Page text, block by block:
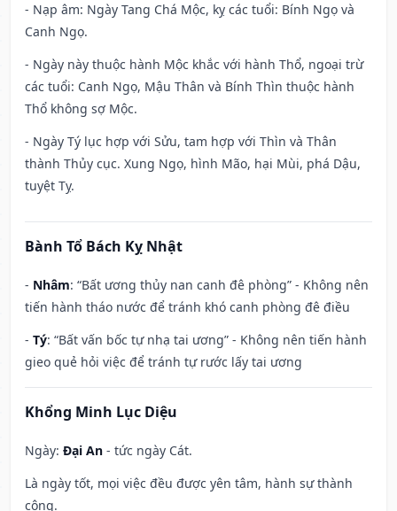
- Nạp âm: Ngày Tang Chá Mộc, kỵ các tuổi: Bính Ngọ và
Canh Ngọ.
- Ngày này thuộc hành Mộc khắc với hành Thổ, ngoại trừ
các tuổi: Canh Ngọ, Mậu Thân và Bính Thìn thuộc hành
Thổ không sợ Mộc.
- Ngày Tý lục hợp với Sửu, tam hợp với Thìn và Thân
thành Thủy cục. Xung Ngọ, hình Mão, hại Mùi, phá Dậu,
tuyệt Tỵ.
Bành Tổ Bách Kỵ Nhật
- Nhâm: “Bất ương thủy nan canh đê phòng” - Không nên
tiến hành tháo nước để tránh khó canh phòng đê điều
- Tý: “Bất vấn bốc tự nhạ tai ương” - Không nên tiến hành
gieo quẻ hỏi việc để tránh tự rước lấy tai ương
Khổng Minh Lục Diệu
Ngày: Đại An - tức ngày Cát.
Là ngày tốt, mọi việc đều được yên tâm, hành sự thành
công.